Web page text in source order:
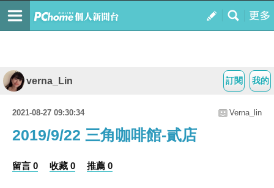
我的
訂閱
verna_Lin
2021-08-27 09:30:34 Verna_lin
2019/9/22 三角咖啡館-貳店
留言 0 收藏 0 推薦 0